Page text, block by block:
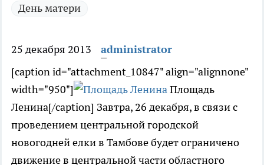
День матери
25 декабря 2013
administrator
[caption id="attachment_10847" align="alignnone"
width="950"]
Площадь
Ленина[/caption] Завтра, 26 декабря, в связи с
проведением центральной городской
новогодней елки в Тамбове будет ограничено
движение в центральной части областного